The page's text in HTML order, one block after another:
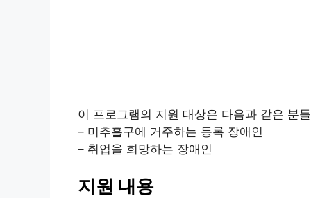
이 프로그램의 지원 대상은 다음과 같은 분
– 미추홀구에 거주하는 등록 장애인
– 취업을 희망하는 장애인
지원 내용